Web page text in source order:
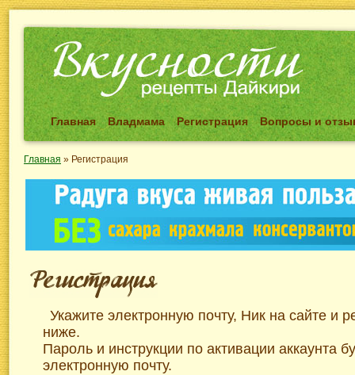
Главная Владмама Регистрация Вопросы и
Главная » Регистрация
Укажите электронную почту, Ник на сайте и
ниже.
Пароль и инструкции по активации аккаунта
электронную почту.